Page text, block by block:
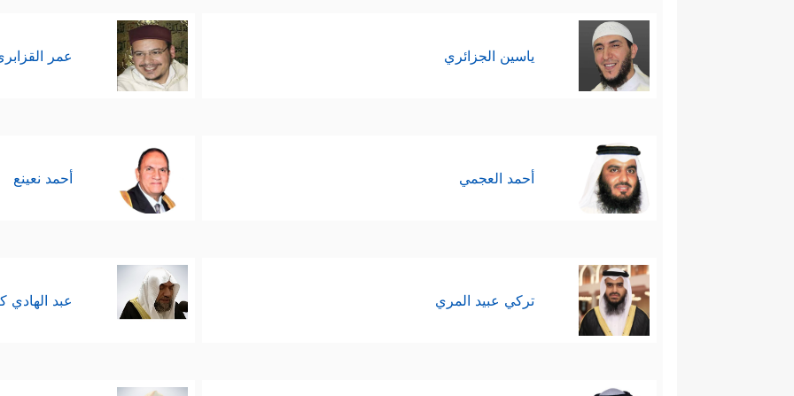
ياسين الجزائري عمر
أحمد العجمي أحمد نعينع
تركي عبيد المري عبد الهادي